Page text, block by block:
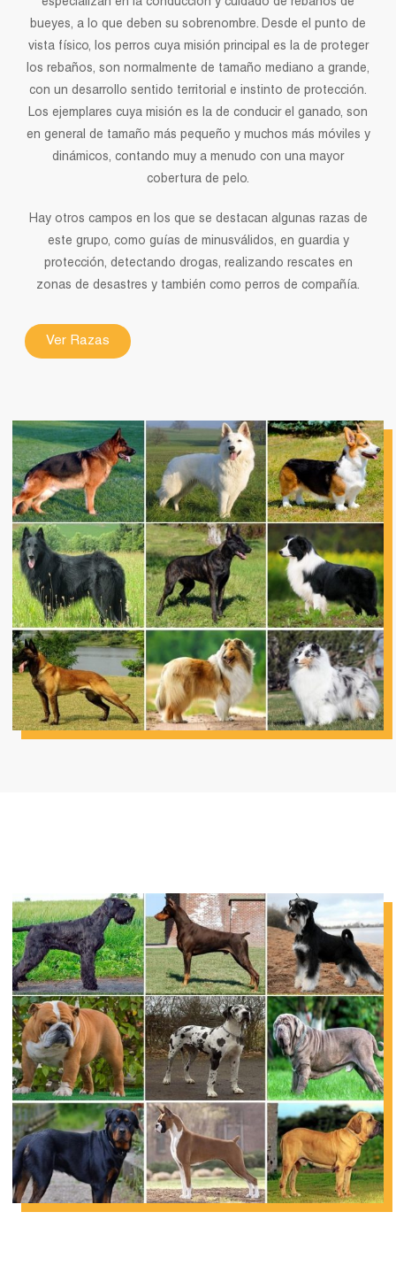
especializan en la conducción y cuidado de rebaños de
bueyes, a lo que deben su sobrenombre. Desde el punto de
vista físico, los perros cuya misión principal es la de proteger
los rebaños, son normalmente de tamaño mediano a grande,
con un desarrollo sentido territorial e instinto de protección.
Los ejemplares cuya misión es la de conducir el ganado, son
en general de tamaño más pequeño y muchos más móviles y
dinámicos, contando muy a menudo con una mayor
cobertura de pelo.
Hay otros campos en los que se destacan algunas razas de
este grupo, como guías de minusválidos, en guardia y
protección, detectando drogas, realizando rescates en
zonas de desastres y también como perros de compañía.
Ver Razas